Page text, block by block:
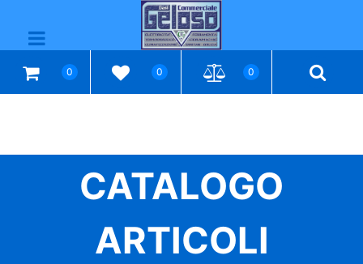
Open menu
0 0 0
CATALOGO
ARTICOLI